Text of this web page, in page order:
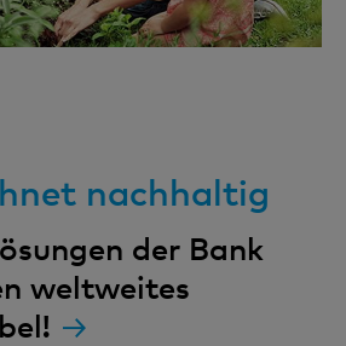
nachhaltig
der Bank
weltweites